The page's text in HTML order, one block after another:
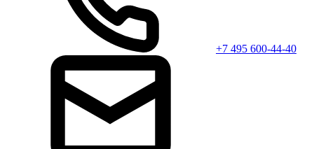
+7 495 600-44-40